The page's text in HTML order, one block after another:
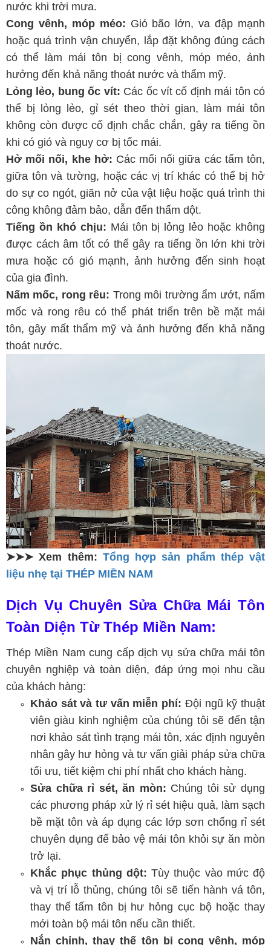
nước khi trời mưa.
Cong vênh, móp méo: Gió bão lớn, va đập mạnh
hoặc quá trình vận chuyển, lắp đặt không đúng cách
có thể làm mái tôn bị cong vênh, móp méo, ảnh
hưởng đến khả năng thoát nước và thẩm mỹ.
Lỏng lẻo, bung ốc vít: Các ốc vít cố định mái tôn có
thể bị lỏng lẻo, gỉ sét theo thời gian, làm mái tôn
không còn được cố định chắc chắn, gây ra tiếng ồn
khi có gió và nguy cơ bị tốc mái.
Hở mối nối, khe hở: Các mối nối giữa các tấm tôn,
giữa tôn và tường, hoặc các vị trí khác có thể bị hở
do sự co ngót, giãn nở của vật liệu hoặc quá trình thi
công không đảm bảo, dẫn đến thấm dột.
Tiếng ồn khó chịu: Mái tôn bị lỏng lẻo hoặc không
được cách âm tốt có thể gây ra tiếng ồn lớn khi trời
mưa hoặc có gió mạnh, ảnh hưởng đến sinh hoạt
của gia đình.
Nấm mốc, rong rêu: Trong môi trường ẩm ướt, nấm
mốc và rong rêu có thể phát triển trên bề mặt mái
tôn, gây mất thẩm mỹ và ảnh hưởng đến khả năng
thoát nước.
➤➤➤ Xem thêm: Tổng hợp sản phẩm thép vật
liệu nhẹ tại THÉP MIỀN NAM
Dịch Vụ Chuyên Sửa Chữa Mái Tôn
Toàn Diện Từ Thép Miền Nam:
Thép Miền Nam cung cấp dịch vụ sửa chữa mái tôn
chuyên nghiệp và toàn diện, đáp ứng mọi nhu cầu
của khách hàng:
Khảo sát và tư vấn miễn phí: Đội ngũ kỹ thuật
viên giàu kinh nghiệm của chúng tôi sẽ đến tận
nơi khảo sát tình trạng mái tôn, xác định nguyên
nhân gây hư hỏng và tư vấn giải pháp sửa chữa
tối ưu, tiết kiệm chi phí nhất cho khách hàng.
Sửa chữa rỉ sét, ăn mòn: Chúng tôi sử dụng
các phương pháp xử lý rỉ sét hiệu quả, làm sạch
bề mặt tôn và áp dụng các lớp sơn chống rỉ sét
chuyên dụng để bảo vệ mái tôn khỏi sự ăn mòn
trở lại.
Khắc phục thủng dột: Tùy thuộc vào mức độ
và vị trí lỗ thủng, chúng tôi sẽ tiến hành vá tôn,
thay thế tấm tôn bị hư hỏng cục bộ hoặc thay
mới toàn bộ mái tôn nếu cần thiết.
Nắn chỉnh, thay thế tôn bị cong vênh, móp